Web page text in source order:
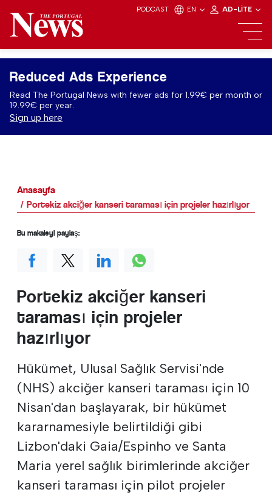
PODCAST EN AD-LITE
Reduced Ads Experience
Read The Portugal News with fewer ads for 1.99€ per month or
19.99€ per year.
Sign up here
Anasayfa
Portekiz akciğer kanseri taraması için projeler hazırlıyor
Portekiz akciğer kanseri
taraması için projeler
hazırlıyor
Hükümet, Ulusal Sağlık Servisi'nde
(NHS) akciğer kanseri taraması için 10
Nisan'dan başlayarak, bir hükümet
kararnamesiyle belirtildiği gibi
Lizbon'daki Gaia/Espinho ve Santa
Maria yerel sağlık birimlerinde akciğer
kanseri taraması için pilot projeler
Bu makaleyi paylaş: